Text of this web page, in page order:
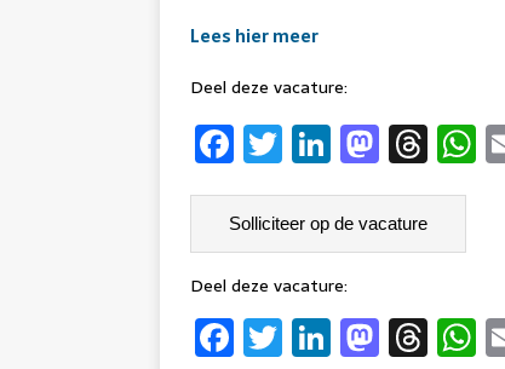
Lees hier meer
Deel deze vacature:
F
a
c
e
b
o
T
w
it
t
er
Li
n
k
e
dI
n
M
a
st
o
o
T
h
a
s
h
p
Deel deze vacature:
F T Li M T